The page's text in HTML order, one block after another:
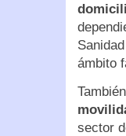
ámbito
sector